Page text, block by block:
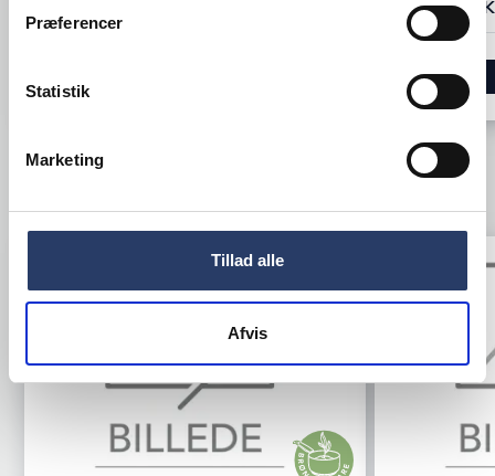
Præferencer
Statistik
Marketing
Tillad alle
Afvis
425,00
TILBEHØR